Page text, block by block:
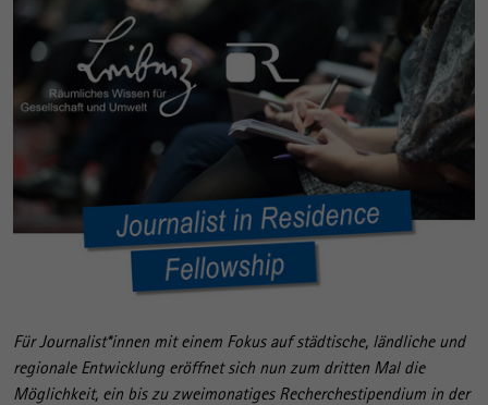
Für Journalist*innen mit einem Fokus auf städtische, ländliche und
regionale Entwicklung eröffnet sich nun zum dritten Mal die
Möglichkeit, ein bis zu zweimonatiges Recherchestipendium in der